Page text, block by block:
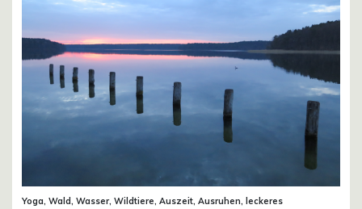
Yoga, Wald, Wasser, Wildtiere, Auszeit, Ausruhen, leckeres